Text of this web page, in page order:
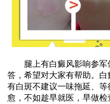
腿上有白癜风影响参军
答，希望对大家有帮助。
有白斑不建议一味拖延、
愈，不如趁早就医，早做检